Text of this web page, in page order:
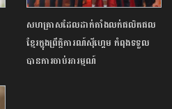
សហគ្រាសដែលដាក់តាំងលក់ផលិតផល
ខ្មែរក្នុងព្រឹត្តិការណ៍ស៊ីហ្គេម កំពុងទទួល
បានការចាប់អារម្មណ៍